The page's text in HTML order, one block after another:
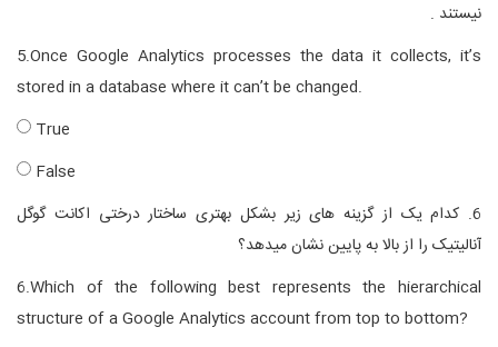
نیستند .
5.Once Google Analytics processes the data it collects, it’s
stored in a database where it can’t be changed.
True
False
6. کدام یک از گزینه های زیر بشکل بهتری ساختار درختی اکانت گوگل
آنالیتیک را از بالا به پایین نشان میدهد؟
6.Which of the following best represents the hierarchical
structure of a Google Analytics account from top to bottom?